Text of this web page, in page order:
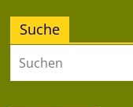
Suche